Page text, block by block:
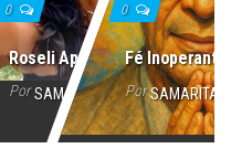
0
Roseli Aparecida
Por SAMARITANOS
0
Fé Inoperante
Por